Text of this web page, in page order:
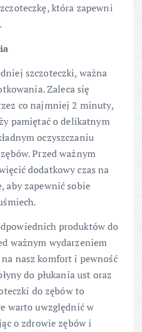
która zapewni
szczoteczki, ważna
Zaleca się
co najmniej 2 minuty,
pamiętać o delikatnym
oczyszczaniu
Przed ważnym
dodatkowy czas na
aby zapewnić sobie
produktów do
ważnym wydarzeniem
na nasz komfort i pewność
do płukania ust oraz
do zębów to
warto uwzględnić w
o zdrowie zębów i